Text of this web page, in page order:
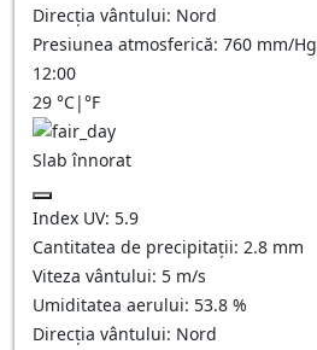
Direcția vântului: Nord
Presiunea atmosferică: 760 mm/Hg
12:00
29 °C|°F
Slab înnorat
Index UV: 5.9
Cantitatea de precipitații: 2.8 mm
Viteza vântului: 5 m/s
Umiditatea aerului: 53.8 %
Direcția vântului: Nord